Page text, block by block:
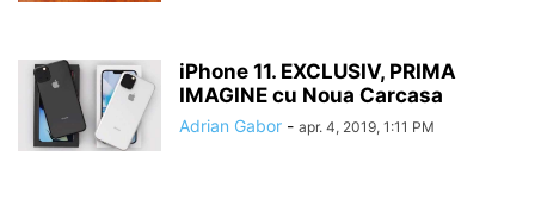
iPhone 11. EXCLUSIV, PRIMA
IMAGINE cu Noua Carcasa
Adrian Gabor - apr. 4, 2019, 1:11 PM